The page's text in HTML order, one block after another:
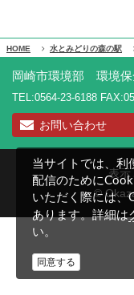
HOME 水とみどりの森の駅
岡崎市環境部 環境保
TEL:0564-23-6188
お問い合わせ
表
©
当サイトでは、利
配信のために
いただく際には、
あります。詳細は
い。
同意する